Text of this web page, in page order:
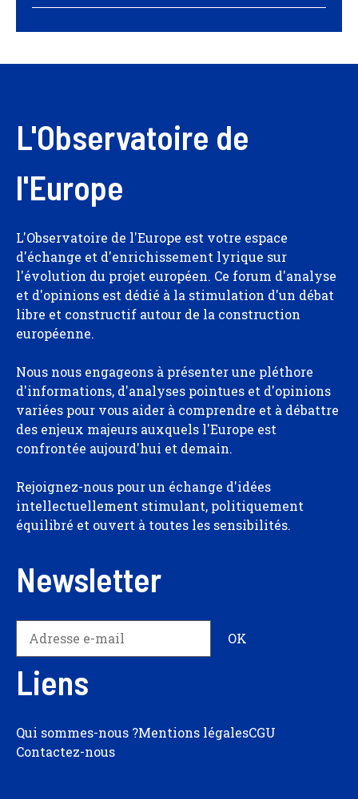
L'Observatoire de
l'Europe
L'Observatoire de l'Europe est votre espace
d'échange et d'enrichissement lyrique sur
l'évolution du projet européen. Ce forum d'analyse
et d'opinions est dédié à la stimulation d'un débat
libre et constructif autour de la construction
européenne.
Nous nous engageons à présenter une pléthore
d'informations, d'analyses pointues et d'opinions
variées pour vous aider à comprendre et à débattre
des enjeux majeurs auxquels l'Europe est
confrontée aujourd'hui et demain.
Rejoignez-nous pour un échange d'idées
intellectuellement stimulant, politiquement
équilibré et ouvert à toutes les sensibilités.
Newsletter
Liens
Qui sommes-nous ?Mentions légalesCGU
Contactez-nous